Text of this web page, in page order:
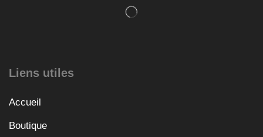
Liens utiles
Accueil
Boutique